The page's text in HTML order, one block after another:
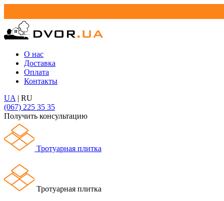
О нас
Доставка
Оплата
Контакты
UA | RU
(067) 225 35 35
Получить консультацию
Тротуарная плитка
Тротуарная плитка